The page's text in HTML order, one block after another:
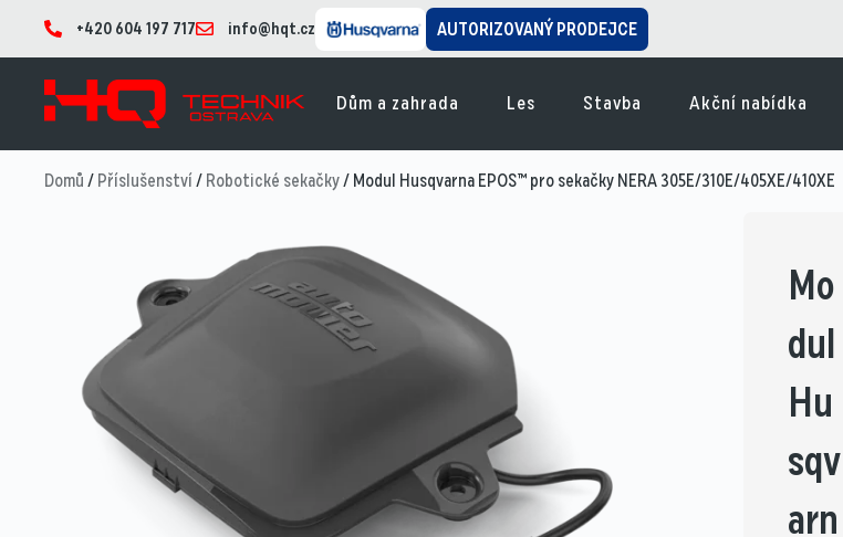
+420 604 197 717 info@hqt.cz AUTORIZOVANÝ PRODEJCE
Dům a zahrada Les Stavba Akční nabídka
Domů/Příslušenství/Robotické sekačky/ Modul Husqvarna EPOS™ pro sekačky NERA 305E/310E/405XE/410XE
Mo
dul
Hu
sqv
arn